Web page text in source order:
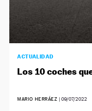
ACTUALIDAD
Los 10 coches
MARIO HERRÁEZ |09/07/2022